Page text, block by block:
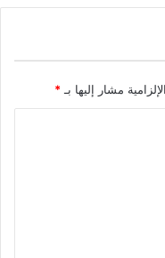
مشار إليها بـ *